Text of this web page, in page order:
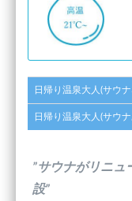
日帰り温泉大人(サウ
日帰り温泉大人(サウ
”サウナがリニュ
設”